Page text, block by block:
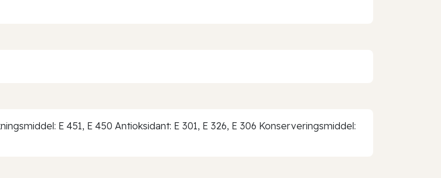
E 451, E 450 Antioksidant: E 301, E 326, E 306 Konserveringsmiddel: